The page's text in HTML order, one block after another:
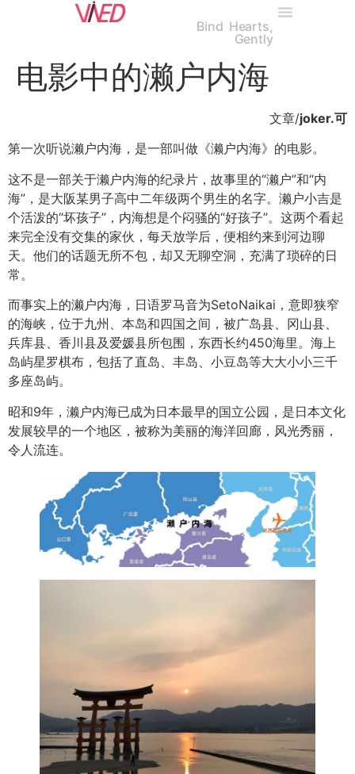
Bind Hearts,
Gently
电影中的濑户内海
文章/joker.可
第一次听说濑户内海，是一部叫做《濑户内海》的电影。
这不是一部关于濑户内海的纪录片，故事里的“濑户”和“内
海”，是大阪某男子高中二年级两个男生的名字。濑户小吉是
个活泼的“坏孩子”，内海想是个闷骚的“好孩子”。这两个看起
来完全没有交集的家伙，每天放学后，便相约来到河边聊
天。他们的话题无所不包，却又无聊空洞，充满了琐碎的日
常。
而事实上的濑户内海，日语罗马音为SetoNaikai，意即狭窄
的海峡，位于九州、本岛和四国之间，被广岛县、冈山县、
兵库县、香川县及爱媛县所包围，东西长约450海里。海上
岛屿星罗棋布，包括了直岛、丰岛、小豆岛等大大小小三千
多座岛屿。
昭和9年，濑户内海已成为日本最早的国立公园，是日本文化
发展较早的一个地区，被称为美丽的海洋回廊，风光秀丽，
令人流连。